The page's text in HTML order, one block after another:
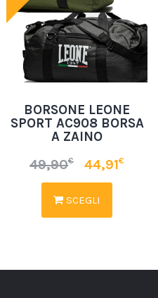
BORSONE LEONE
SPORT AC908 BORSA
A ZAINO
49,90€ 44,91€
SCEGLI